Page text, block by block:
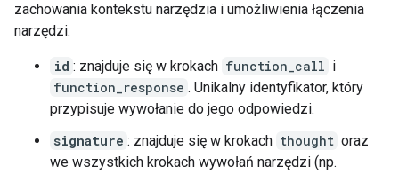
zachowania kontekstu narzędzia i umożliwienia łączenia
narzędzi:
id : znajduje się w krokach function_call i
function_response . Unikalny identyfikator, który
przypisuje wywołanie do jego odpowiedzi.
signature : znajduje się w krokach thought oraz
we wszystkich krokach wywołań narzędzi (np.